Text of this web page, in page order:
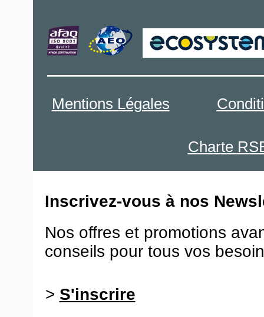
Mentions Légales
Charte
Inscrivez-vous à nos
Nos offres et promotions
conseils pour tous vos
> S'inscrire